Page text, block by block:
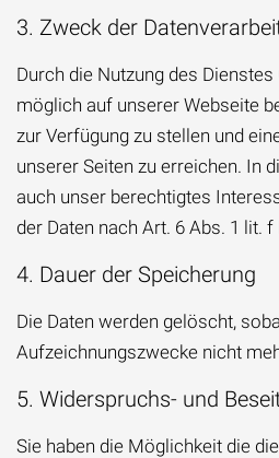
3. Zweck der
Durch die Nutzung des
möglich auf unserer Webseite
zur Verfügung zu stellen und
unserer Seiten zu erreichen. In
auch unser berechtigtes
der Daten nach Art. 6 Abs. 1 lit. f
4. Dauer der Speicherung
Die Daten werden gelöscht,
Aufzeichnungszwecke nicht
5. Widerspruchs- und
Sie haben die Möglichkeit die